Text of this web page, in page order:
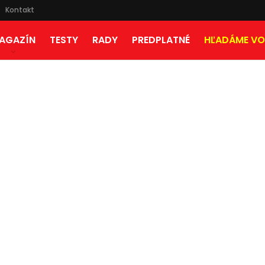
Kontakt
TESTY RADY PREDPLATNÉ HĽADÁME